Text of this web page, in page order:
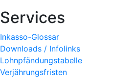
Services
Inkasso-Glossar
Downloads / Infolinks
Lohnpfändungstabelle
Verjährungsfristen